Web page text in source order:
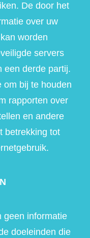
De door het
over uw
worden
servers
een derde partij.
om bij te houden
rapporten over
en andere
betrekking tot
geen informatie
doeleinden die